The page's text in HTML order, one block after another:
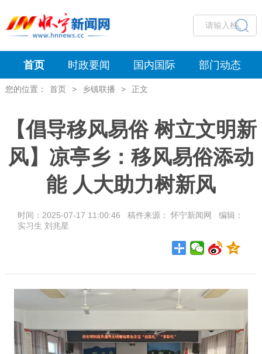
首页 时政要闻 国内国际 部门动态
您的位置： 首页 > 乡镇联播 > 正文
【倡导移风易俗 树立文明新
风】凉亭乡：移风易俗添动
能 人大助力树新风
时间：2025-07-17 11:00:46 稿件来源： 怀宁新闻网 编辑：
实习生 刘兆星